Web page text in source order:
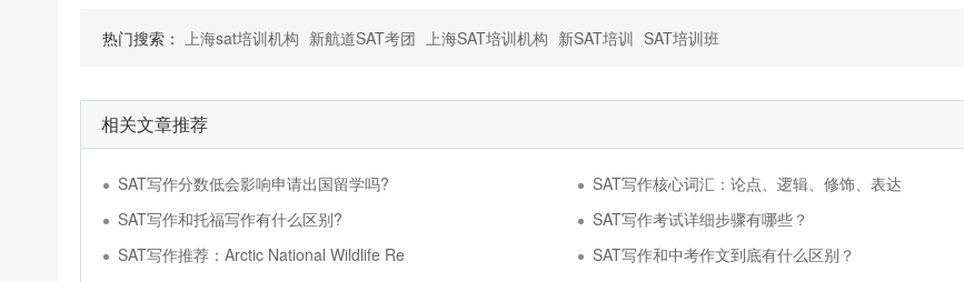
热门搜索： 上海sat培训机构 新航道SAT考团 上海SAT培训机构 新SAT培训 SAT培训班
相关文章推荐
SAT写作分数低会影响申请出国留学吗?
SAT写作核心词汇：论点、逻辑、修饰、表达
SAT写作和托福写作有什么区别?
SAT写作考试详细步骤有哪些？
SAT写作推荐：Arctic National Wildlife Re
SAT写作和中考作文到底有什么区别？